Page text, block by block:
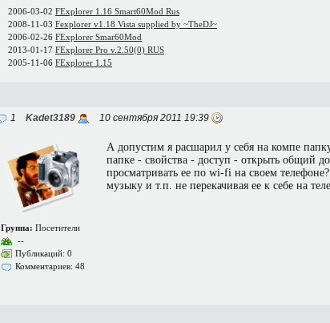
2006-03-02 FExplorer 1.16 Smart60Mod Rus
2008-11-03 Fexplorer v1.18 Vista supplied by ~TheDJ~
2006-02-26 FExplorer Smar60Mod
2013-01-17 FExplorer Pro v.2.50(0) RUS
2005-11-06 FExplorer 1.15
1 Kadet3189 10 сентября 2011 19:39
Группа: Посетители
--
Публикаций: 0
Комментариев: 48
А допустим я расшарил у себя на компе
папке - свойства - доступ - открыть общий
просматривать ее по wi-fi на своем
музыку и т.п. не перекачивая ее к себе на